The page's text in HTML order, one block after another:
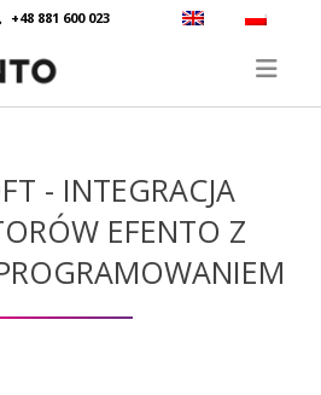
+48 881 600 023
- INTEGRACJA
EFENTO Z